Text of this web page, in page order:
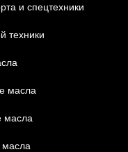
и спецтехники
техники
масла
масла
масла